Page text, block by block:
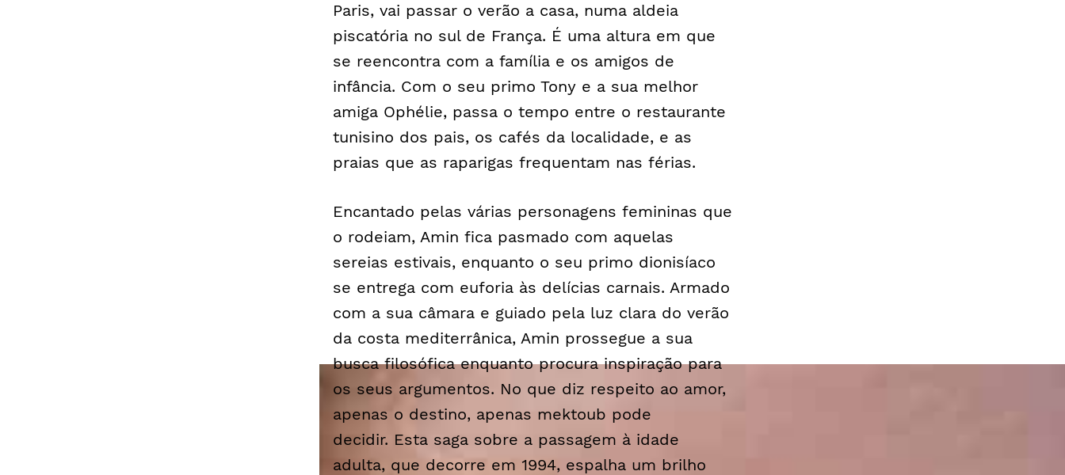
Paris, vai passar o verão a casa, numa aldeia
piscatória no sul de França. É uma altura em que
se reencontra com a família e os amigos de
infância. Com o seu primo Tony e a sua melhor
amiga Ophélie, passa o tempo entre o restaurante
tunisino dos pais, os cafés da localidade, e as
praias que as raparigas frequentam nas férias.
Encantado pelas várias personagens femininas que
o rodeiam, Amin fica pasmado com aquelas
sereias estivais, enquanto o seu primo dionisíaco
se entrega com euforia às delícias carnais. Armado
com a sua câmara e guiado pela luz clara do verão
da costa mediterrânica, Amin prossegue a sua
busca filosófica enquanto procura inspiração para
os seus argumentos. No que diz respeito ao amor,
apenas o destino, apenas mektoub pode
decidir. Esta saga sobre a passagem à idade
adulta, que decorre em 1994, espalha um brilho